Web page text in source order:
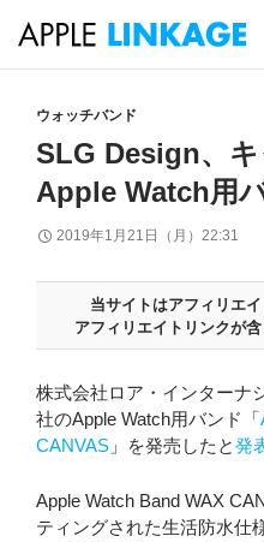
索
ウォッチバンド
SLG Design、
Apple Watch用
2019年1月21日（月）22:31
当サイトはアフィリエ
アフィリエイトリンクが
株式会社ロア・インターナ
社のApple Watch用バンド「
CANVAS 」を発売したと発
Apple Watch Band WAX
ティングされた生活防水仕